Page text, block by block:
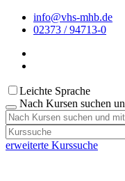
info@vhs-mhb.de
02373 / 94713-0
Leichte Sprache
Nach Kursen suchen
erweiterte Kurssuche